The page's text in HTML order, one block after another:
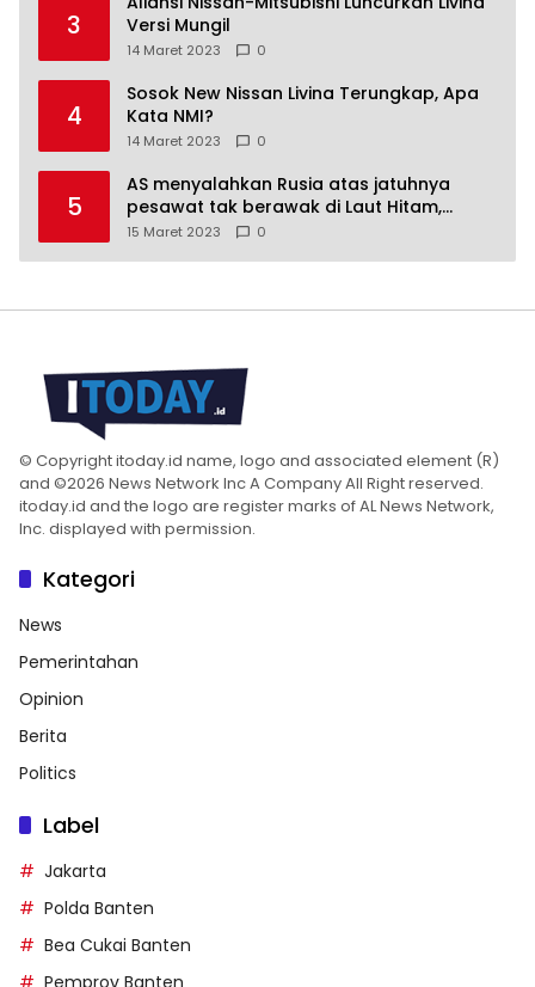
3
Versi Mungil
14 Maret 2023 0
4
Sosok New Nissan Livina Terungkap, Apa
Kata NMI?
14 Maret 2023 0
5
AS menyalahkan Rusia atas jatuhnya
pesawat tak berawak di Laut Hitam,
Moskow menyangkal
15 Maret 2023 0
© Copyright itoday.id name, logo and associated element (R)
and ©2026 News Network Inc A Company All Right reserved.
itoday.id and the logo are register marks of AL News Network,
Inc. displayed with permission.
Kategori
News
Pemerintahan
Opinion
Berita
Politics
Label
Jakarta
Polda Banten
Bea Cukai Banten